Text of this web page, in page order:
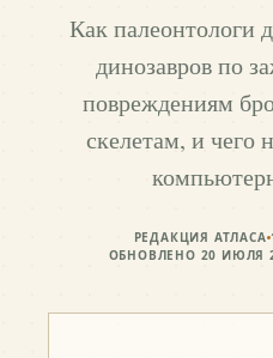
Как палеонтологи
динозавров по
повреждениям
скелетам, и чего
РЕДАКЦИЯ АТЛАСА
ОБНОВЛЕНО 20 ИЮЛЯ